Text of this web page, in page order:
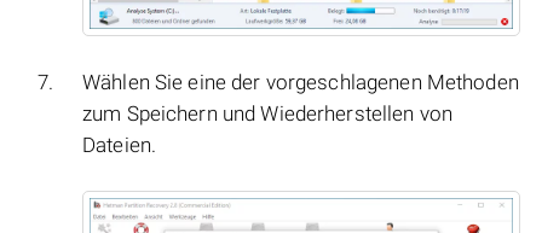
Wählen Sie eine der vorgeschlagenen Methoden
zum Speichern und Wiederherstellen von
Dateien.